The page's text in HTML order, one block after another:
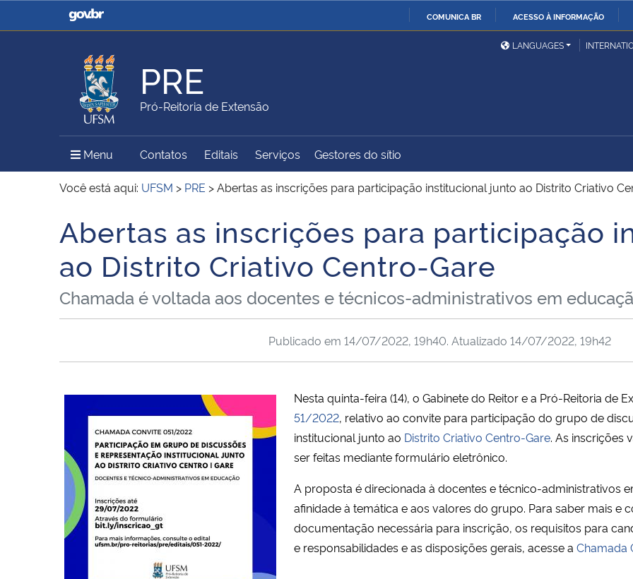
COMUNICA BR ACESSO À INFORMAÇÃO
Casa Civil
Ministério da Justiça e
Ministério da Defesa
Ministério das Relações
Exteriores
Ministério da Agricultura,
Pecuária e Abastecimento
Ministério do Meio Ambiente Ministério do Turismo
Ministério do
Desenvolvimento Regional
União
Secretaria de Governo
Gabinete de Segurança
Institucional
Advocacia-Geral da União Banco Central do Brasil
LANGUAGES
PRE
Pró-Reitoria de Extensão
Menu Menu Principal do Sítio
Contatos Editais Serviços Gestores do sítio
Você está aqui: UFSM > PRE >Abertas as inscrições para participação institucional junto ao Distrito Criativo
Início do conteúdo
Abertas as inscrições para participação
ao Distrito Criativo Centro-Gare
Chamada é voltada aos docentes e técnicos-administrativos em
Publicado em 14/07/2022, 19h40. Atualizado 14/07/2022, 19h42
Nesta quinta-feira (14), o Gabinete do Reitor e a Pró-Reitoria de
51/2022, relativo ao convite para participação do grupo de
institucional junto ao Distrito Criativo Centro-Gare. As inscrições
ser feitas mediante formulário eletrônico.
A proposta é direcionada à docentes e técnico-administrativos
afinidade à temática e aos valores do grupo. Para saber mais e
documentação necessária para inscrição, os requisitos para
e responsabilidades e as disposições gerais, acesse a Chamada